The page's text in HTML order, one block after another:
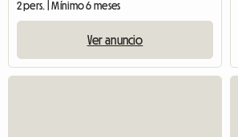
2 pers. | Mínimo 6 meses
Ver anuncio